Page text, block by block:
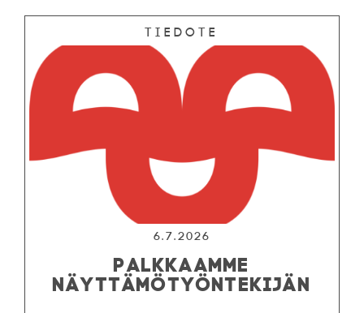
Tiedote
6.7.2026
PALKKAAMME
NÄYTTÄMÖTYÖNTEKIJÄN